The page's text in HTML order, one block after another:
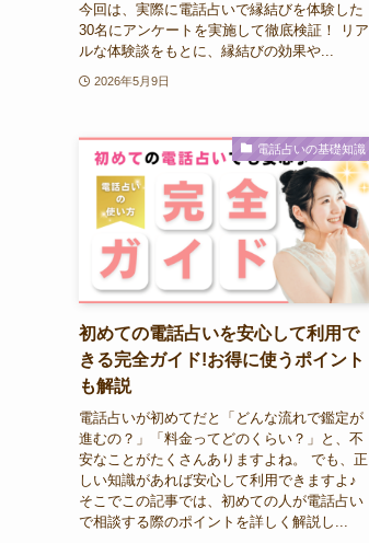
今回は、実際に電話占いで縁結びを体験した
30名にアンケートを実施して徹底検証！ リア
ルな体験談をもとに、縁結びの効果や...
2026年5月9日
電話占いの基礎知識
初めての電話占いを安心して利用で
きる完全ガイド!お得に使うポイント
も解説
電話占いが初めてだと「どんな流れで鑑定が
進むの？」「料金ってどのくらい？」と、不
安なことがたくさんありますよね。 でも、正
しい知識があれば安心して利用できますよ♪
そこでこの記事では、初めての人が電話占い
で相談する際のポイントを詳しく解説し...